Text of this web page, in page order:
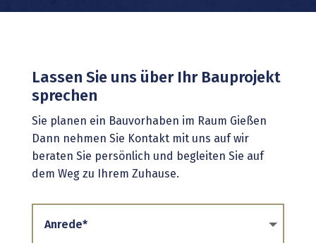
Lassen Sie uns über Ihr Bauprojekt
sprechen
Sie planen ein Bauvorhaben im Raum Gießen
Dann nehmen Sie Kontakt mit uns auf wir
beraten Sie persönlich und begleiten Sie auf
dem Weg zu Ihrem Zuhause.